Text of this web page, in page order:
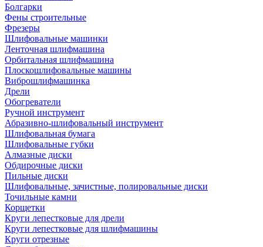
Болгарки
Фены строительные
Фрезеры
Шлифовальные машинки
Ленточная шлифмашина
Орбитальная шлифмашина
Плоскошлифовальные машины
Виброшлифмашинка
Дрели
Обогреватели
Ручной инструмент
Абразивно-шлифовальный инструмент
Шлифовальная бумага
Шлифовальные губки
Алмазные диски
Обдирочные диски
Пильные диски
Шлифовальные, зачистные, полировальные диски
Точильные камни
Корщетки
Круги лепестковые для дрели
Круги лепестковые для шлифмашины
Круги отрезные